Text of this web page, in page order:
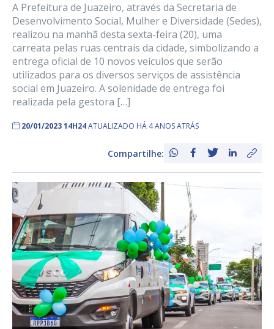
A Prefeitura de Juazeiro, através da Secretaria de
Desenvolvimento Social, Mulher e Diversidade (Sedes),
realizou na manhã desta sexta-feira (20), uma
carreata pelas ruas centrais da cidade, simbolizando a
entrega oficial de 10 novos veículos que serão
utilizados para os diversos serviços de assistência
social em Juazeiro. A solenidade de entrega foi
realizada pela gestora […]
20/01/2023 14H24ATUALIZADO HÁ 4 ANOS ATRÁS
Compartilhe: